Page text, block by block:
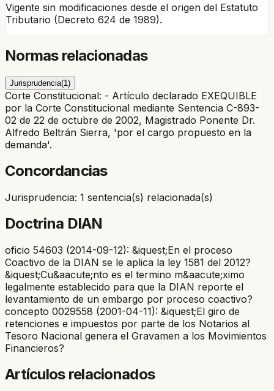
Vigente sin modificaciones desde el origen del Estatuto
Tributario (Decreto 624 de 1989).
Normas relacionadas
Jurisprudencia(1)
Corte Constitucional: - Artículo declarado EXEQUIBLE
por la Corte Constitucional mediante Sentencia C-893-
02 de 22 de octubre de 2002, Magistrado Ponente Dr.
Alfredo Beltrán Sierra, 'por el cargo propuesto en la
demanda'.
Concordancias
Jurisprudencia: 1 sentencia(s) relacionada(s)
Doctrina DIAN
oficio 54603 (2014-09-12): &iquest;En el proceso
Coactivo de la DIAN se le aplica la ley 1581 del 2012?
&iquest;Cu&aacute;nto es el termino m&aacute;ximo
legalmente establecido para que la DIAN reporte el
levantamiento de un embargo por proceso coactivo?
concepto 0029558 (2001-04-11): &iquest;El giro de
retenciones e impuestos por parte de los Notarios al
Tesoro Nacional genera el Gravamen a los Movimientos
Financieros?
Artículos relacionados